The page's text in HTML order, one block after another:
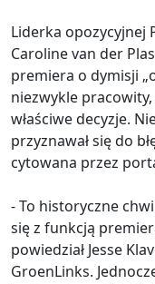
Liderka opozycyjnej
Caroline van der
premiera o dymisji
niezwykle
właściwe decyzje.
przyznawał się do
cytowana przez
- To historyczne
się z funkcją
powiedział Jesse
GroenLinks.